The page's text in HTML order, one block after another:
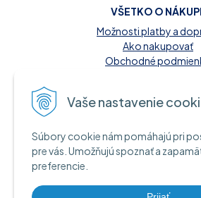
Vaše nastavenie
Súbory cookie nám pomáhajú pri
pre vás. Umožňujú spoznať a
preferencie.
VŠETKO O
Možnosti platby a
Ako nakupovať
Obchodné
MOŽNOSTI PLATBY
A INFORMAČNÉ
Platba kartou